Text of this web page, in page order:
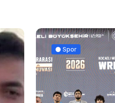
Spor